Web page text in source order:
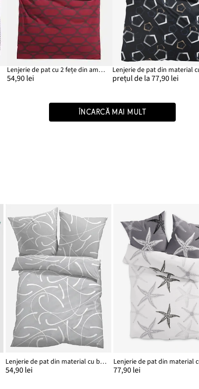
Lenjerie de pat cu 2 fețe din amestec cu bumbac
54,90 lei prețul de la 77,90 lei
ÎNCARCĂ MAI MULT
Lenjerie de pat din material cu bumbac
54,90 lei 77,90 lei